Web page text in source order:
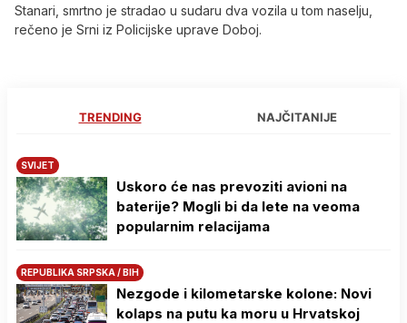
Stanari, smrtno je stradao u sudaru dva vozila u tom naselju,
rečeno je Srni iz Policijske uprave Doboj.
TRENDING NAJČITANIJE
SVIJET
Uskoro će nas prevoziti avioni na
baterije? Mogli bi da lete na veoma
popularnim relacijama
REPUBLIKA SRPSKA / BIH
Nezgode i kilometarske kolone: Novi
kolaps na putu ka moru u Hrvatskoj